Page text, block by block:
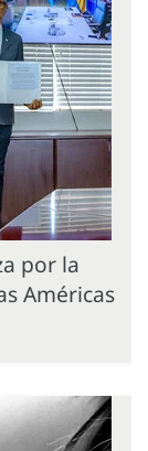
por la
Américas